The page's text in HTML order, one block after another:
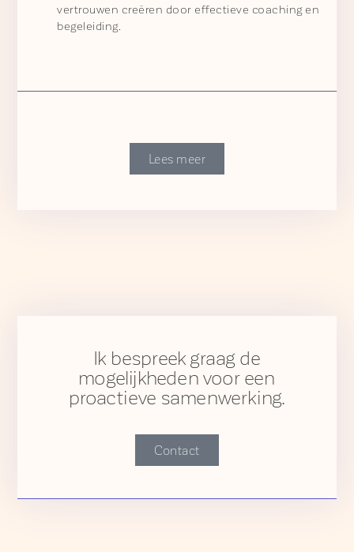
vertrouwen creëren door effectieve coaching en
begeleiding.
Lees meer
Ik bespreek graag de
mogelijkheden voor een
proactieve samenwerking.
Contact